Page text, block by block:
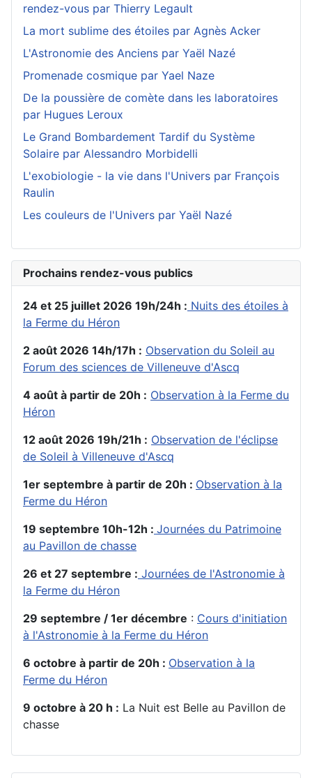
rendez-vous par Thierry Legault
La mort sublime des étoiles par Agnès Acker
L'Astronomie des Anciens par Yaël Nazé
Promenade cosmique par Yael Naze
De la poussière de comète dans les laboratoires
par Hugues Leroux
Le Grand Bombardement Tardif du Système
Solaire par Alessandro Morbidelli
L'exobiologie - la vie dans l'Univers par François
Raulin
Les couleurs de l'Univers par Yaël Nazé
Prochains rendez-vous publics
24 et 25 juillet 2026 19h/24h : Nuits des étoiles à
la Ferme du Héron
2 août 2026 14h/17h : Observation du Soleil au
Forum des sciences de Villeneuve d'Ascq
4 août à partir de 20h : Observation à la Ferme du
Héron
12 août 2026 19h/21h : Observation de l'éclipse
de Soleil à Villeneuve d'Ascq
1er septembre à partir de 20h : Observation à la
Ferme du Héron
19 septembre 10h-12h : Journées du Patrimoine
au Pavillon de chasse
26 et 27 septembre : Journées de l'Astronomie à
la Ferme du Héron
29 septembre / 1er décembre : Cours d'initiation
à l'Astronomie à la Ferme du Héron
6 octobre à partir de 20h : Observation à la
Ferme du Héron
9 octobre à 20 h : La Nuit est Belle au Pavillon de
chasse